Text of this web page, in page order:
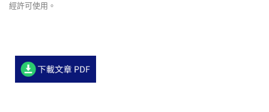
經許可使用。